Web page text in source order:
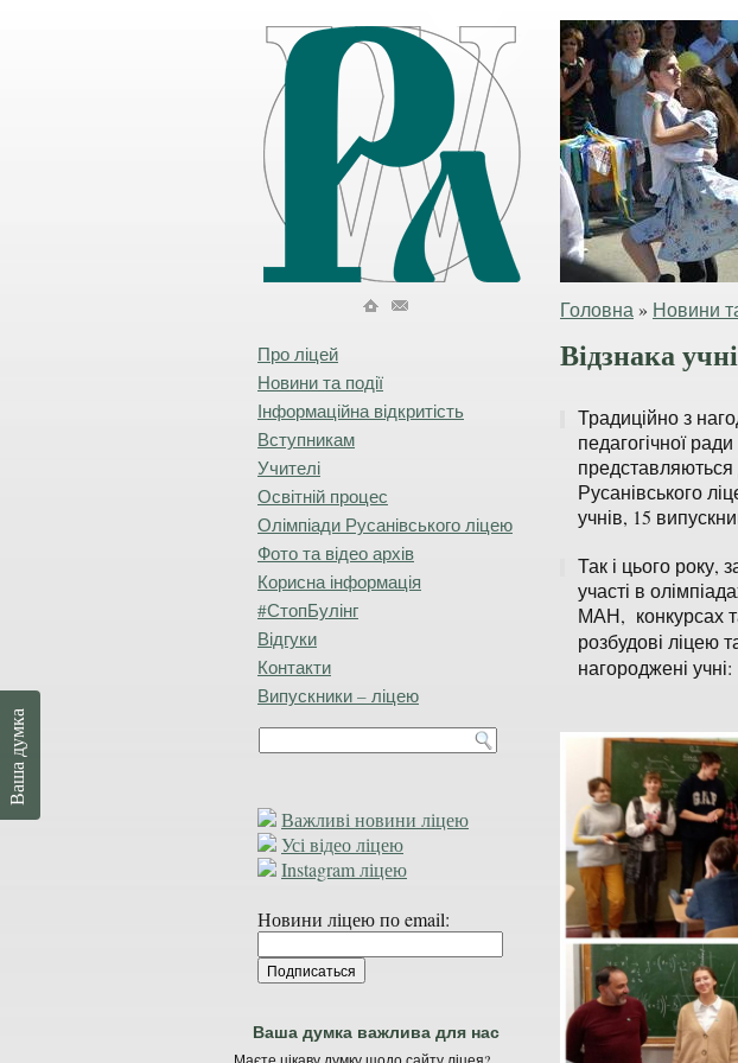
Головна » Новини
Про ліцей
Новини та події
Інформаційна відкритість
Вступникам
Учителі
Освітній процес
Олімпіади Русанівського ліцею
Фото та відео архів
Корисна інформація
#СтопБулінг
Відгуки
Контакти
Випускники – ліцею
Важливі новини ліцею
Усі відео ліцею
Instagram ліцею
Новини ліцею по email:
Ваша думка важлива для нас
Відзнака
Традиційно з
педагогічної
Русанівського
учнів, 15
Так і цього року,
участі в
МАН, конкурсах
розбудові ліцею
нагороджені учні:
Ваша думка